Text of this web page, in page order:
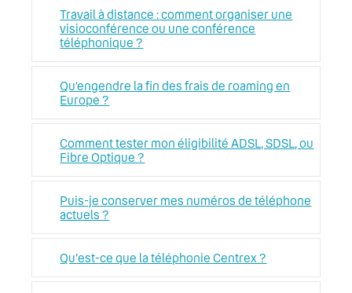
Travail à distance : comment organiser une
visioconférence ou une conférence
téléphonique ?
Qu’engendre la fin des frais de roaming en
Europe ?
Comment tester mon éligibilité ADSL, SDSL, ou
Fibre Optique ?
Puis-je conserver mes numéros de téléphone
actuels ?
Qu'est-ce que la téléphonie Centrex ?